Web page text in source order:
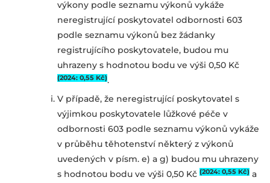
výkony podle seznamu výkonů vykáže
neregistrující poskytovatel odbornosti 603
podle seznamu výkonů bez žádanky
registrujícího poskytovatele, budou mu
uhrazeny s hodnotou bodu ve výši 0,50 Kč
(2024: 0,55 Kč).
V případě, že neregistrující poskytovatel s
výjimkou poskytovatele lůžkové péče v
odbornosti 603 podle seznamu výkonů vykáže
v průběhu těhotenství některý z výkonů
uvedených v písm. e) a g) budou mu uhrazeny
s hodnotou bodu ve výši 0,50 Kč (2024: 0,55 Kč) a